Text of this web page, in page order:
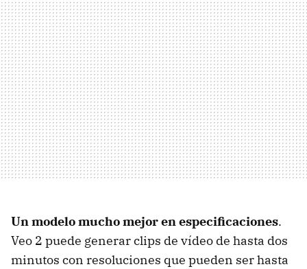
Un modelo mucho mejor en especificaciones.
Veo 2 puede generar clips de vídeo de hasta dos
minutos con resoluciones que pueden ser hasta